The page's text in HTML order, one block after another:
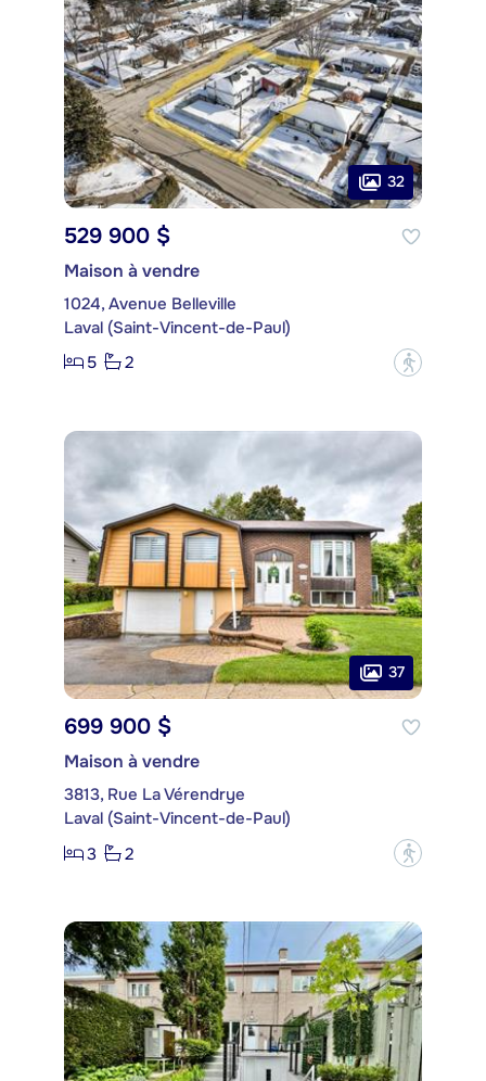
32
529 900 $
Maison à vendre
1024, Avenue Belleville
Laval (Saint-Vincent-de-Paul)
5
2 ?
37
699 900 $
Maison à vendre
3813, Rue La Vérendrye
Laval (Saint-Vincent-de-Paul)
3
2 ?